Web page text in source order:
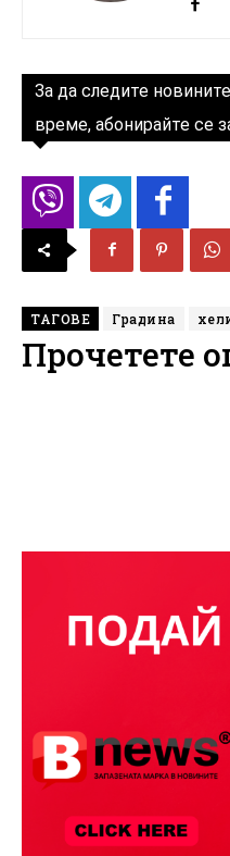
За да следите
време, абонирайте се
ТАГОВЕ Градина
Прочетете